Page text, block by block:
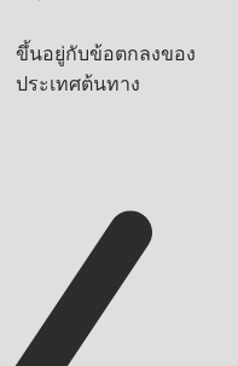
ขึ้นอยู่กับข้อตกลงของ
ประเทศต้นทาง